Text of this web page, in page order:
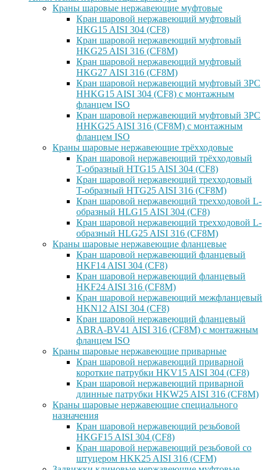
Краны шаровые нержавеющие муфтовые
Кран шаровой нержавеющий муфтовый
HKG15 AISI 304 (CF8)
Кран шаровой нержавеющий муфтовый
HKG25 AISI 316 (CF8M)
Кран шаровой нержавеющий муфтовый
HKG27 AISI 316 (CF8M)
Кран шаровой нержавеющий муфтовый 3PC
HHKG15 AISI 304 (CF8) с монтажным
фланцем ISO
Кран шаровой нержавеющий муфтовый 3PC
HHKG25 AISI 316 (CF8M) с монтажным
фланцем ISO
Краны шаровые нержавеющие трёхходовые
Кран шаровой нержавеющий трёхходовый
T-образный HTG15 AISI 304 (CF8)
Кран шаровой нержавеющий трехходовый
T-образный HTG25 AISI 316 (CF8M)
Кран шаровой нержавеющий трехходовой L-
образный HLG15 AISI 304 (CF8)
Кран шаровой нержавеющий трехходовой L-
образный HLG25 AISI 316 (CF8M)
Краны шаровые нержавеющие фланцевые
Кран шаровой нержавеющий фланцевый
HKF14 AISI 304 (CF8)
Кран шаровой нержавеющий фланцевый
HKF24 AISI 316 (CF8M)
Кран шаровой нержавеющий межфланцевый
HKN12 AISI 304 (CF8)
Кран шаровой нержавеющий фланцевый
ABRA-BV41 AISI 316 (CF8M) с монтажным
фланцем ISO
Краны шаровые нержавеющие приварные
Кран шаровой нержавеющий приварной
короткие патрубки HKV15 AISI 304 (CF8)
Кран шаровой нержавеющий приварной
длинные патрубки HKW25 AISI 316 (CF8M)
Краны шаровые нержавеющие специального
назначения
Кран шаровой нержавеющий резьбовой
HKGF15 AISI 304 (CF8)
Кран шаровой нержавеющий резьбовой со
штуцером HKK25 AISI 316 (CFM)